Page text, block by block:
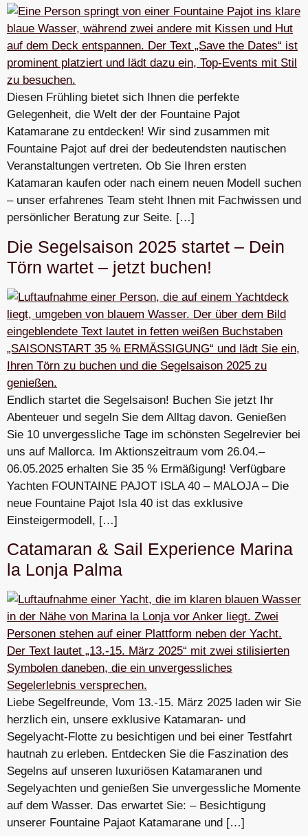
Diesen Frühling bietet sich Ihnen die perfekte
Gelegenheit, die Welt der der Fountaine Pajot
Katamarane zu entdecken! Wir sind zusammen mit
Fountaine Pajot auf drei der bedeutendsten nautischen
Veranstaltungen vertreten. Ob Sie Ihren ersten
Katamaran kaufen oder nach einem neuen Modell suchen
– unser erfahrenes Team steht Ihnen mit Fachwissen und
persönlicher Beratung zur Seite. […]
Die Segelsaison 2025 startet – Dein
Törn wartet – jetzt buchen!
Endlich startet die Segelsaison! Buchen Sie jetzt Ihr
Abenteuer und segeln Sie dem Alltag davon. Genießen
Sie 10 unvergessliche Tage im schönsten Segelrevier bei
uns auf Mallorca. Im Aktionszeitraum vom 26.04.–
06.05.2025 erhalten Sie 35 % Ermäßigung! Verfügbare
Yachten FOUNTAINE PAJOT ISLA 40 – MALOJA – Die
neue Fountaine Pajot Isla 40 ist das exklusive
Einsteigermodell, […]
Catamaran & Sail Experience Marina
la Lonja Palma
Liebe Segelfreunde, Vom 13.-15. März 2025 laden wir Sie
herzlich ein, unsere exklusive Katamaran- und
Segelyacht-Flotte zu besichtigen und bei einer Testfahrt
hautnah zu erleben. Entdecken Sie die Faszination des
Segelns auf unseren luxuriösen Katamaranen und
Segelyachten und genießen Sie unvergessliche Momente
auf dem Wasser. Das erwartet Sie: – Besichtigung
unserer Fountaine Pajaot Katamarane und […]